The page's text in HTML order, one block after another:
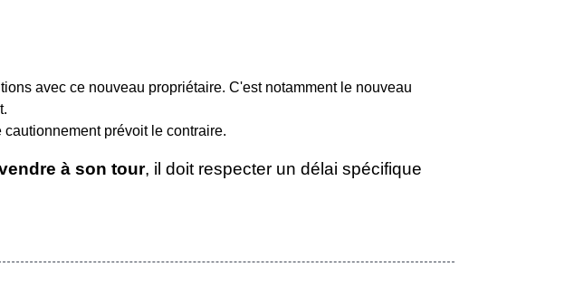
avec ce nouveau propriétaire. C'est notamment le nouveau
prévoit le contraire.
à son tour, il doit respecter un délai spécifique